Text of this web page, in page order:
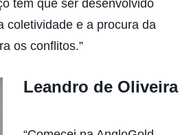
tem que ser desenvolvido
coletividade e a procura da
os conflitos.”
Leandro de Oliveira